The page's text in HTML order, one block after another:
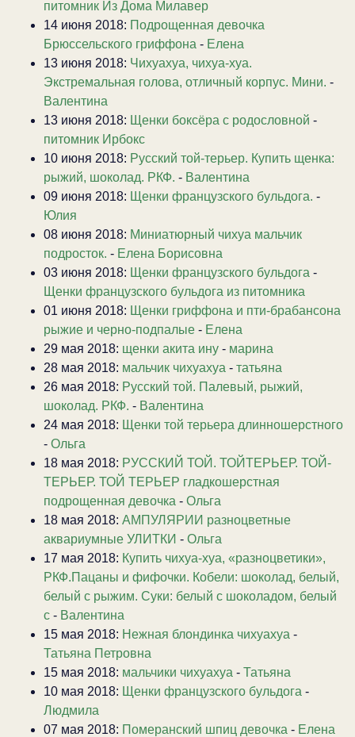
питомник Из Дома Милавер
14 июня 2018: Подрощенная девочка
Брюссельского гриффона - Елена
13 июня 2018: Чихуахуа, чихуа-хуа.
Экстремальная голова, отличный корпус. Мини. -
Валентина
13 июня 2018: Щенки боксёра с родословной -
питомник Ирбокс
10 июня 2018: Русский той-терьер. Купить щенка:
рыжий, шоколад. РКФ. - Валентина
09 июня 2018: Щенки французского бульдога. -
Юлия
08 июня 2018: Миниатюрный чихуа мальчик
подросток. - Елена Борисовна
03 июня 2018: Щенки французского бульдога -
Щенки французского бульдога из питомника
01 июня 2018: Щенки гриффона и пти-брабансона
рыжие и черно-подпалые - Елена
29 мая 2018: щенки акита ину - марина
28 мая 2018: мальчик чихуахуа - татьяна
26 мая 2018: Русский той. Палевый, рыжий,
шоколад. РКФ. - Валентина
24 мая 2018: Щенки той терьера длинношерстного
- Ольга
18 мая 2018: РУССКИЙ ТОЙ. ТОЙТЕРЬЕР. ТОЙ-
ТЕРЬЕР. ТОЙ ТЕРЬЕР гладкошерстная
подрощенная девочка - Ольга
18 мая 2018: АМПУЛЯРИИ разноцветные
аквариумные УЛИТКИ - Ольга
17 мая 2018: Купить чихуа-хуа, «разноцветики»,
РКФ.Пацаны и фифочки. Кобели: шоколад, белый,
белый с рыжим. Суки: белый с шоколадом, белый
с - Валентина
15 мая 2018: Нежная блондинка чихуахуа -
Татьяна Петровна
15 мая 2018: мальчики чихуахуа - Татьяна
10 мая 2018: Щенки французского бульдога -
Людмила
07 мая 2018: Померанский шпиц девочка - Елена